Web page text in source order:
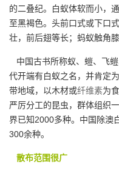
的二叠纪。白蚁体软而小，
至黑褐色。头前口式或下口
壮，前后翅等长；蚂蚁触角
中国古书所称蚁、螘、飞
代开端有白蚁之名，并肯定
带地域，以木材或纤维素为
严厉分工的昆虫，群体组织
界已知2000多种。中国除澳
300余种。
散布范围很广